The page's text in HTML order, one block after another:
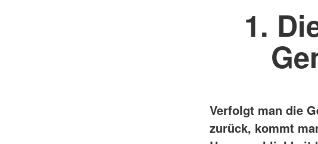
1.
Verfolgt man die
zurück, kommt